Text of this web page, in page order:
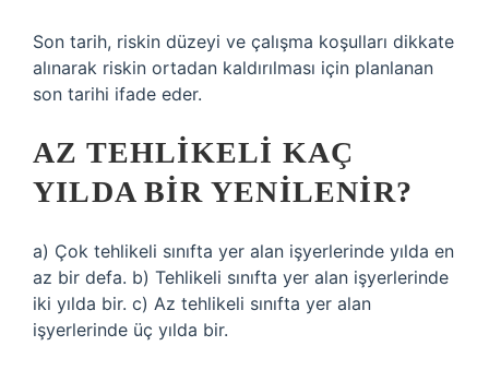
Son tarih, riskin düzeyi ve çalışma koşulları dikkate
alınarak riskin ortadan kaldırılması için planlanan
son tarihi ifade eder.
AZ TEHLIKELI KAÇ
YILDA BIR YENILENIR?
a) Çok tehlikeli sınıfta yer alan işyerlerinde yılda en
az bir defa. b) Tehlikeli sınıfta yer alan işyerlerinde
iki yılda bir. c) Az tehlikeli sınıfta yer alan
işyerlerinde üç yılda bir.